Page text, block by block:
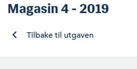
Magasin4 - 2019
Tilbake til utgaven